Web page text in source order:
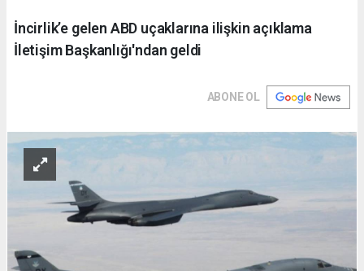
İncirlik’e gelen ABD uçaklarına ilişkin açıklama
İletişim Başkanlığı'ndan geldi
ABONE OL